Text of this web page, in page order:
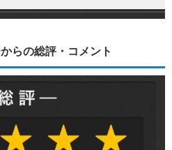
らの総評・コメント